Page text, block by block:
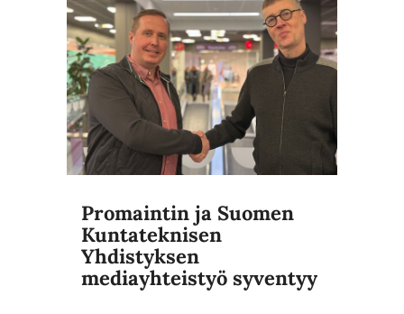
Promaintin ja Suomen
Kuntateknisen
Yhdistyksen
mediayhteistyö syventyy